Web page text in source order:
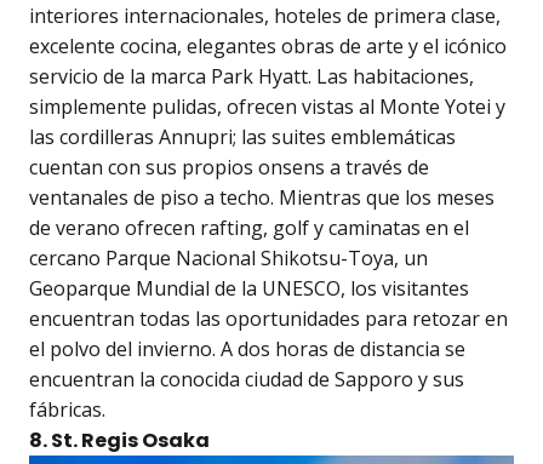
interiores internacionales, hoteles de primera clase,
excelente cocina, elegantes obras de arte y el icónico
servicio de la marca Park Hyatt. Las habitaciones,
simplemente pulidas, ofrecen vistas al Monte Yotei y
las cordilleras Annupri; las suites emblemáticas
cuentan con sus propios onsens a través de
ventanales de piso a techo. Mientras que los meses
de verano ofrecen rafting, golf y caminatas en el
cercano Parque Nacional Shikotsu-Toya, un
Geoparque Mundial de la UNESCO, los visitantes
encuentran todas las oportunidades para retozar en
el polvo del invierno. A dos horas de distancia se
encuentran la conocida ciudad de Sapporo y sus
fábricas.
8. St. Regis Osaka